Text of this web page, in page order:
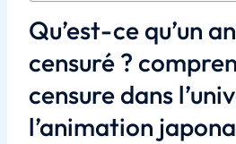
Qu’est-ce qu’un
censuré ?
censure dans
l’animation